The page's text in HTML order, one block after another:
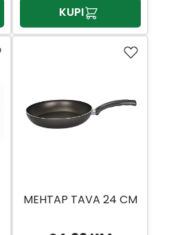
KUPI
MEHTAP TAVA 24 CM